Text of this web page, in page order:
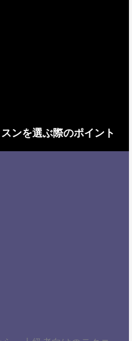
ンを選ぶ際のポイント